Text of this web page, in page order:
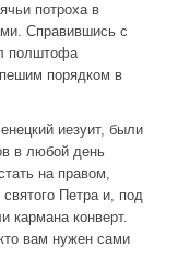
потроха в
Справившись с
полштофа
порядком в
иезуит, были
в любой день
на правом,
Петра и, под
кармана конверт.
вам нужен сами